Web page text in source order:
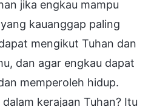
jika engkau mampu
kauanggap paling
mengikut Tuhan dan
dan agar engkau dapat
memperoleh hidup.
kerajaan Tuhan? Itu